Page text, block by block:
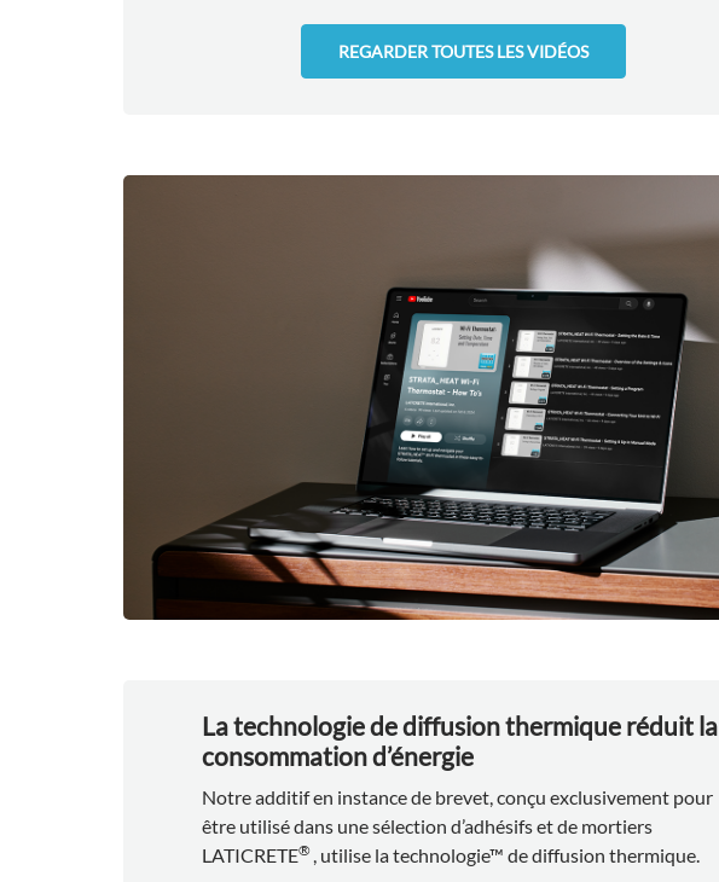
REGARDER TOUTES LES VIDÉOS
La technologie de diffusion thermique réduit la
consommation d’énergie
Notre additif en instance de brevet, conçu exclusivement pour
être utilisé dans une sélection d’adhésifs et de mortiers
LATICRETE®
, utilise la technologie™ de diffusion thermique.